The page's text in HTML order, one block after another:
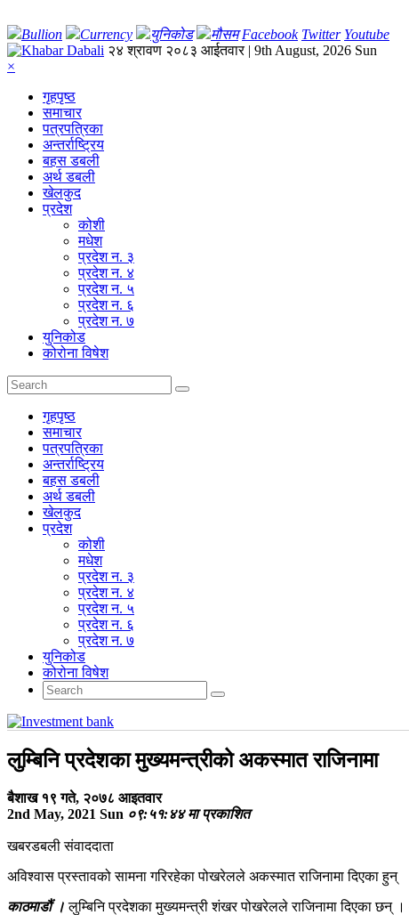
Bullion Currency युनिकोड मौसम Facebook Twitter Youtube
२४ श्रावण २०८३ आईतवार | 9th August, 2026 Sun
×
गृहपृष्‍ठ
समाचार
पत्रपत्रिका
अन्तर्राष्ट्रिय
बहस डबली
अर्थ डबली
खेलकुद
प्रदेश
कोशी
मधेश
प्रदेश न. ३
प्रदेश न. ४
प्रदेश न. ५
प्रदेश न. ६
प्रदेश न. ७
युनिकोड
कोरोना विषेश
गृहपृष्‍ठ
समाचार
पत्रपत्रिका
अन्तर्राष्ट्रिय
बहस डबली
अर्थ डबली
खेलकुद
प्रदेश
कोशी
मधेश
प्रदेश न. ३
प्रदेश न. ४
प्रदेश न. ५
प्रदेश न. ६
प्रदेश न. ७
युनिकोड
कोरोना विषेश
लुम्बिनि प्रदेशका मुख्यमन्त्रीको अकस्मात राजिनामा
बैशाख १९ गते, २०७८ आइतवार
2nd May, 2021 Sun ०९:५१:४४ मा प्रकाशित
खबरडबली संवाददाता
अविश्वास प्रस्तावको सामना गरिरहेका पोखरेलले अकस्मात राजिनामा दिएका हुन्
काठमाडौं ।लुम्बिनि प्रदेशका मुख्यमन्त्री शंखर पोखरेलले राजिनामा दिएका छन्